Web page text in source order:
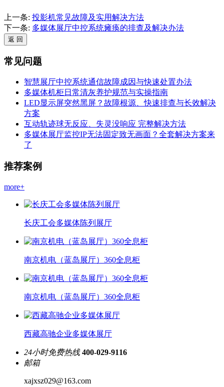
上一条: 投影机常见故障及实用解决方法
下一条: 多媒体展厅中控系统瘫痪的排查及解决办法
常见问题
智慧展厅中控系统通信故障成因与快速处置办法
多媒体机柜日常清灰养护规范与实操指南
LED显示屏突然黑屏？故障根源、快速排查与长效解决
方案
互动轨迹球无反应、失灵没响应 完整解决方法
多媒体展厅监控IP无法固定致无画面？全套解决方案来
了
推荐案例
more+
长庆工会多媒体陈列展厅
南京机电（蓝岛展厅）360全息柜
南京机电（蓝岛展厅）360全息柜
西藏高驰企业多媒体展厅
24小时免费热线 400-029-9116
邮箱
xajxsz029@163.com